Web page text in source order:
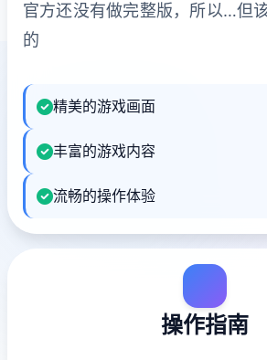
官方还没有做完整版，所以…但
的
精美的游戏画面
丰富的游戏内容
流畅的操作体验
操作指南